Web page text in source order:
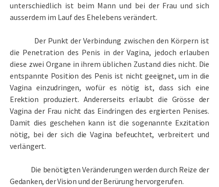
unterschiedlich ist beim Mann und bei der Frau und sich
ausserdem im Lauf des Ehelebens verändert.
Der Punkt der Verbindung zwischen den Körpern ist
die Penetration des Penis in der Vagina, jedoch erlauben
diese zwei Organe in ihrem üblichen Zustand dies nicht. Die
entspannte Position des Penis ist nicht geeignet, um in die
Vagina einzudringen, wofür es nötig ist, dass sich eine
Erektion produziert. Andererseits erlaubt die Grösse der
Vagina der Frau nicht das Eindringen des ergierten Penises.
Damit dies geschehen kann ist die sogenannte Exzitation
nötig, bei der sich die Vagina befeuchtet, verbreitert und
verlängert.
Die benötigten Veränderungen werden durch Reize der
Gedanken, der Vision und der Berürung hervorgerufen.